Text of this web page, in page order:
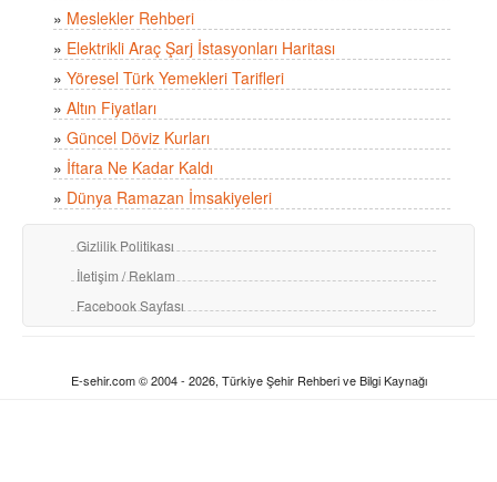
» Meslekler Rehberi
» Elektrikli Araç Şarj İstasyonları Haritası
» Yöresel Türk Yemekleri Tarifleri
» Altın Fiyatları
» Güncel Döviz Kurları
» İftara Ne Kadar Kaldı
» Dünya Ramazan İmsakiyeleri
Gizlilik Politikası
İletişim / Reklam
Facebook Sayfası
E-sehir.com © 2004 - 2026, Türkiye Şehir Rehberi ve Bilgi Kaynağı